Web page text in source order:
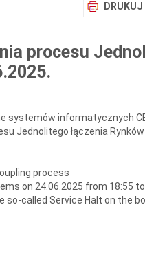
DRUKUJ
procesu
systemów informatycznych
Jednolitego łączenia
process
on 24.06.2025 from 18:55
so-called Service Halt on the